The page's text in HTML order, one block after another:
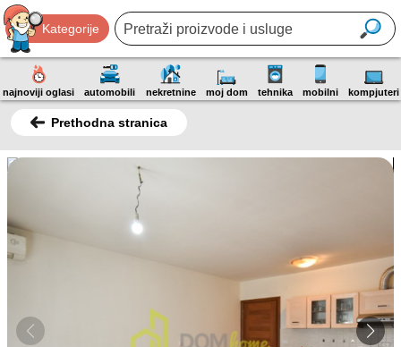
Kategorije
najnoviji oglasi automobili nekretnine moj dom tehnika mobilni kompjuteri
Prethodna stranica